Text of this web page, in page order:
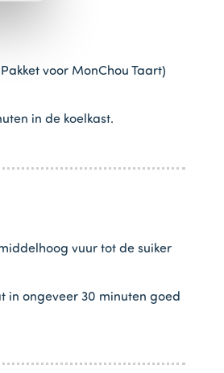
voor MonChou Taart)
in de koelkast.
vuur tot de suiker
in ongeveer 30 minuten goed